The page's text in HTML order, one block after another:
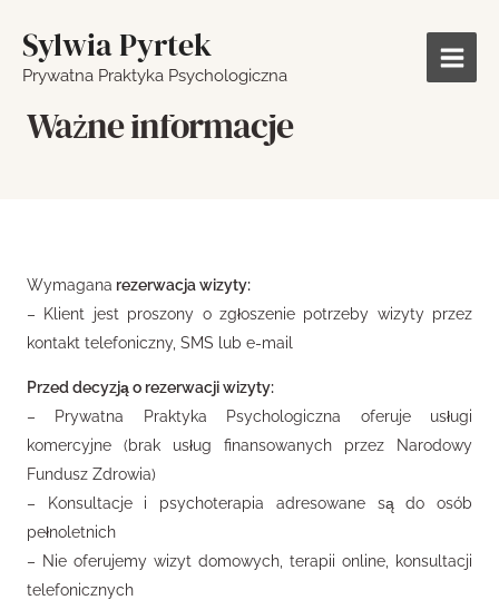
Sylwia Pyrtek
Prywatna Praktyka Psychologiczna
Ważne informacje
Wymagana rezerwacja wizyty:
– Klient jest proszony o zgłoszenie potrzeby wizyty przez
kontakt telefoniczny, SMS lub e-mail
Przed decyzją o rezerwacji wizyty:
– Prywatna Praktyka Psychologiczna oferuje usługi
komercyjne (brak usług finansowanych przez Narodowy
Fundusz Zdrowia)
– Konsultacje i psychoterapia adresowane są do osób
pełnoletnich
– Nie oferujemy wizyt domowych, terapii online, konsultacji
telefonicznych